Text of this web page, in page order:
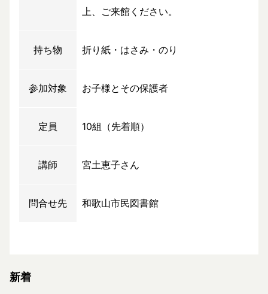
上、ご来館ください。
持ち物 折り紙・はさみ・のり
参加対象 お子様とその保護者
定員 10組（先着順）
講師 宮土恵子さん
問合せ先 和歌山市民図書館
新着